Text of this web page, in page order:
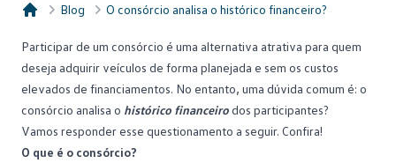
Blog O consórcio analisa o histórico financeiro?
Participar de um consórcio é uma alternativa atrativa para quem
deseja adquirir veículos de forma planejada e sem os custos
elevados de financiamentos. No entanto, uma dúvida comum é: o
consórcio analisa o histórico financeirodos participantes?
Vamos responder esse questionamento a seguir. Confira!
O que é o consórcio?